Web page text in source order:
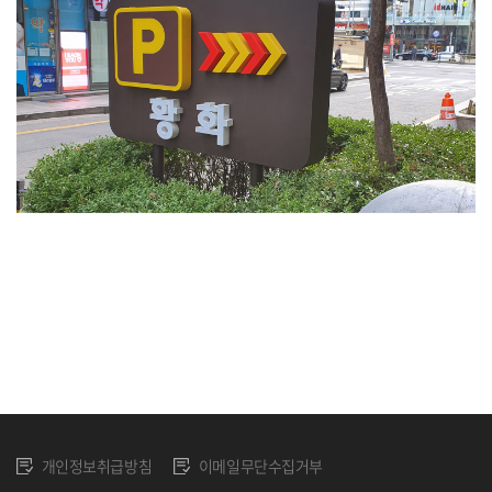
개인정보취급방침 이메일무단수집거부